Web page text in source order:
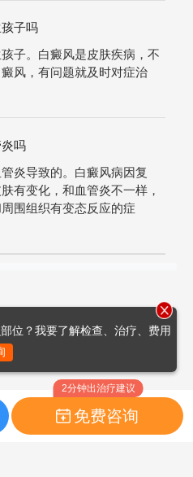
子吗
子。白癜风是皮肤疾病，不
风，有问题就及时对症治
吗
炎导致的。白癜风病因复
有变化，和血管炎不一样，
围组织有变态反应的症
2分钟出治疗建议
免费咨询
位？我要了解检查、治疗、费用